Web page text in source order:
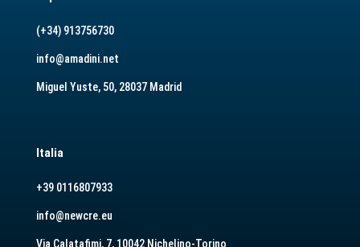
(+34) 913756730
info@amadini.net
Miguel Yuste, 50, 28037 Madrid
Italia
+39 0116807933
info@newcre.eu
Via Calatafimi, 7, 10042 Nichelino-Torino